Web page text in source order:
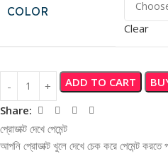
COLOR
Clear
ADD TO CART
Share:
প্রোডাক্ট দেখে পেমেন্ট
আপনি প্রোডাক্ট খুলে দেখে চেক করে পেমেন্ট